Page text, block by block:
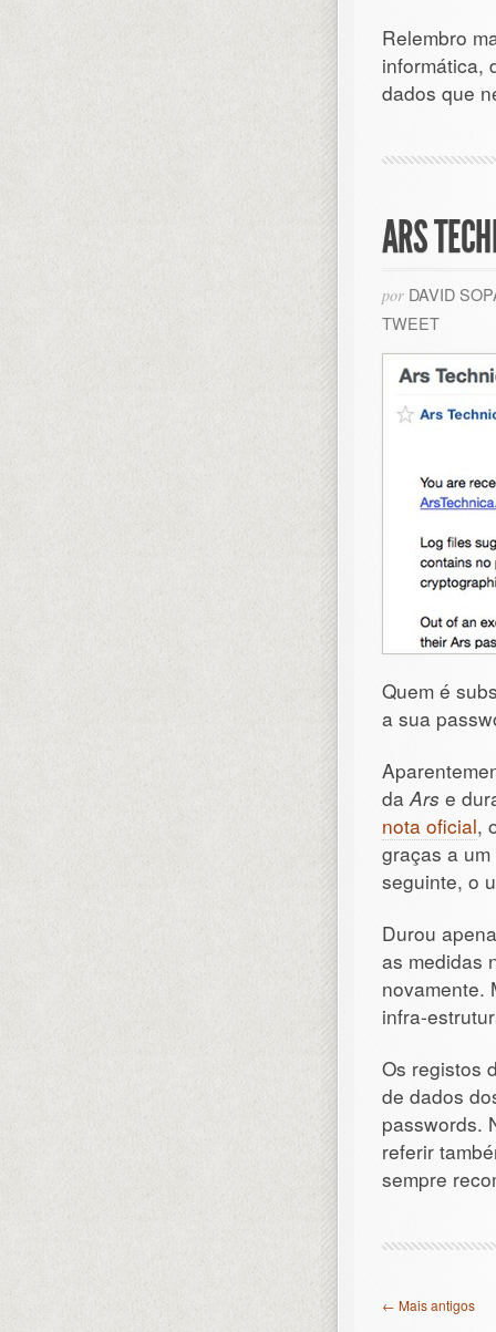
Relembro
informática,
dados que
ARS
por DAVID
TWEET
Quem é
a sua
daArs e
nota oficial,
graças a
seguinte, o
Durou
as medidas
novamente.
infra-
Os registos
de dados
passwords.
referir
sempre
← Mais antigos